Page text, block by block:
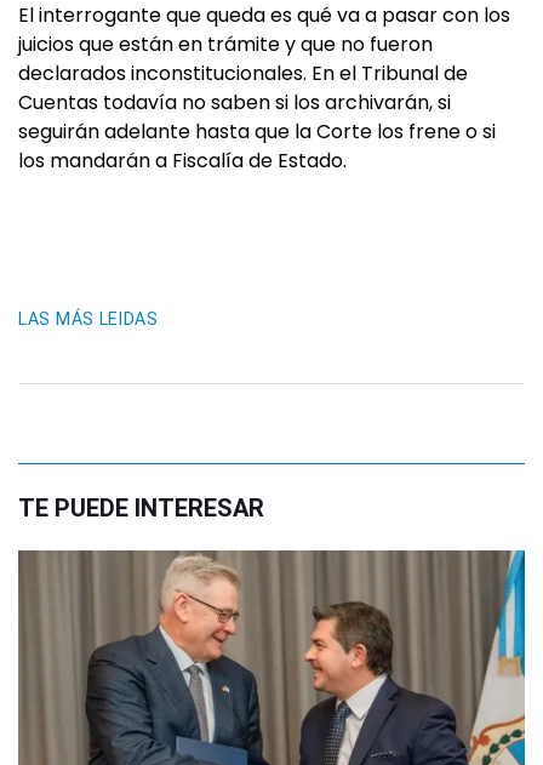
El interrogante que queda es qué va a pasar con los
juicios que están en trámite y que no fueron
declarados inconstitucionales. En el Tribunal de
Cuentas todavía no saben si los archivarán, si
seguirán adelante hasta que la Corte los frene o si
los mandarán a Fiscalía de Estado.
LAS MÁS LEIDAS
TE PUEDE INTERESAR